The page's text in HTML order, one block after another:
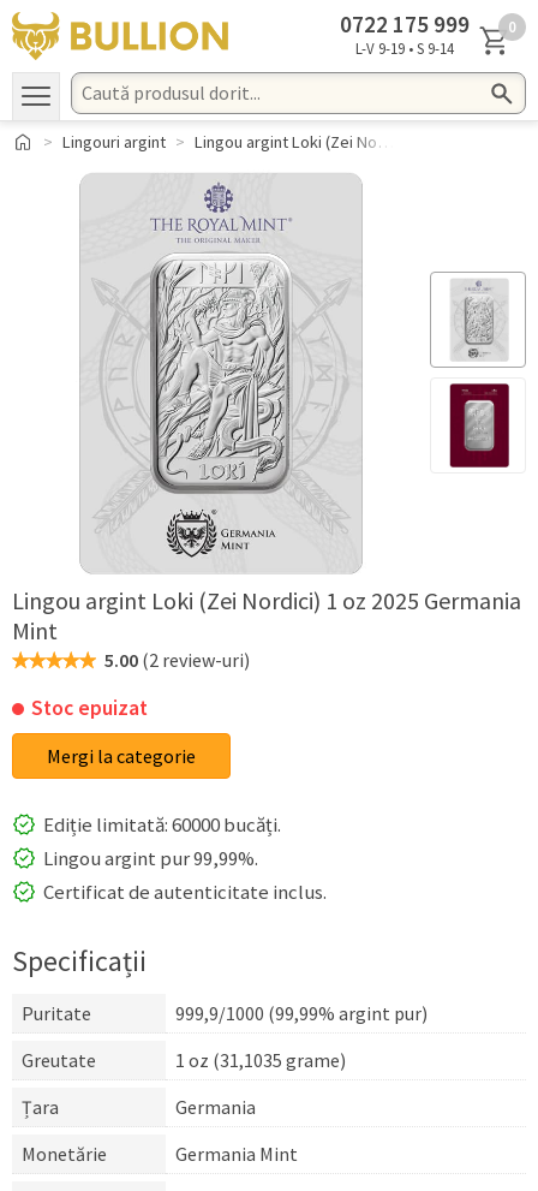
0722 ​175 ​999
L-V 9-19 • S 9-14
0
Lingouri argint Lingou argint Loki (Zei Nordici) 1 oz 2025 Germania Mint
Lingou argint Loki (Zei Nordici) 1 oz 2025 Germania
Mint
5.00 (2 review-uri)
Stoc epuizat
Mergi la categorie
Ediție limitată: 60000 bucăți.
Lingou argint pur 99,99%.
Certificat de autenticitate inclus.
Specificații
Puritate
999,9/1000 (99,99% argint pur)
Greutate
1 oz (31,1035 grame)
Țara
Germania
Monetărie
Germania Mint